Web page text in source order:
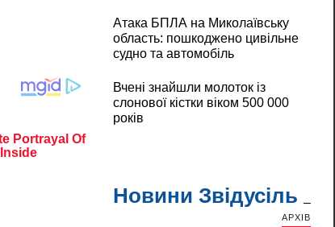
Атака БПЛА на Миколаївську
область: пошкоджено цивільне
судно та автомобіль
Вчені знайшли молоток із
слонової кістки віком 500 000
років
Новини Звідусіль
АРХІВ